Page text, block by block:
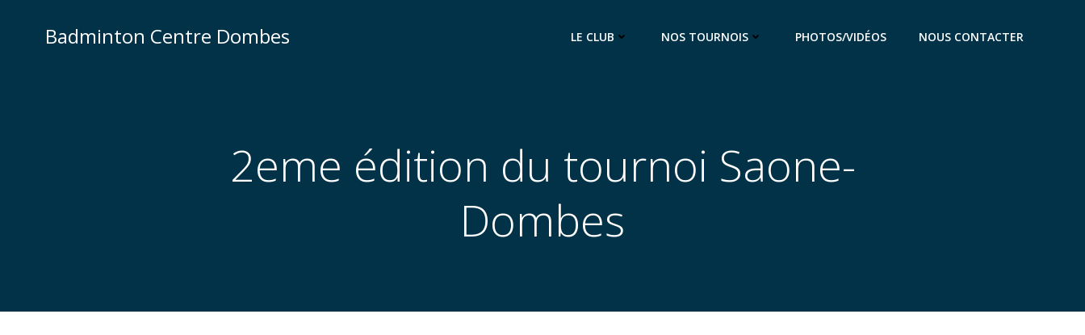
contenuBadminton Centre Dombes LE CLUB NOS TOURNOIS PHOTOS/VIDÉOS NOUS CONTACTER
2eme édition du tournoi Saone-
Dombes